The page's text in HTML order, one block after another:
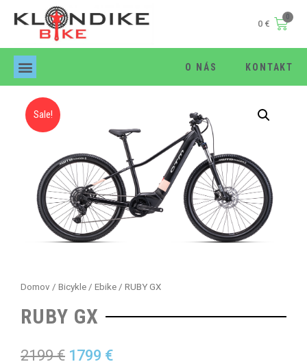
0 €
O NÁS KONTAKT
Sale!
Domov / Bicykle / Ebike / RUBY GX
RUBY GX
2199€ 1799 €